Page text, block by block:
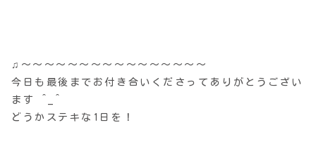
♫〜〜〜〜〜〜〜〜〜〜〜〜〜〜〜〜
今日も最後までお付き合いくださってありがとうござい
ます ^_^
どうかステキな1日を！